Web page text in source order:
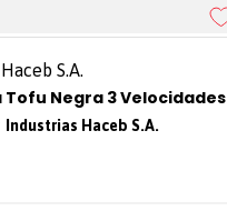
S.A.
Tofu Negra 3 Velocidades
Industrias Haceb S.A.